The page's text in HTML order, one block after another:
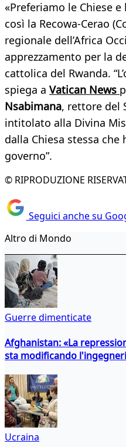
«Preferiamo le Chiese
così la Recowa-Cerao
regionale dell’Africa
apprezzamento per la
cattolica del Rwanda.
spiega a Vatican News
Nsabimana, rettore del
intitolato alla Divina
dalla Chiesa stessa
governo”.
© RIPRODUZIONE
Seguici anche su
Altro di Mondo
Guerre dimenticate
Afghanistan: «La
sta modificando
Ucraina